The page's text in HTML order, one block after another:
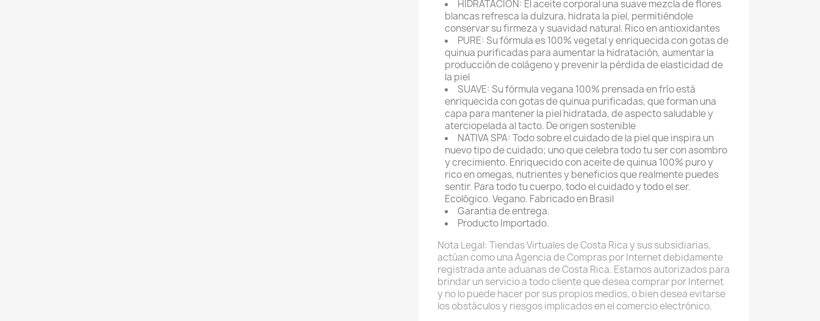
HIDRATACIÓN: El aceite corporal una suave mezcla de flores
blancas refresca la dulzura, hidrata la piel, permitiéndole
conservar su firmeza y suavidad natural. Rico en antioxidantes
PURE: Su fórmula es 100% vegetal y enriquecida con gotas de
quinua purificadas para aumentar la hidratación, aumentar la
producción de colágeno y prevenir la pérdida de elasticidad de
la piel
SUAVE: Su fórmula vegana 100% prensada en frío está
enriquecida con gotas de quinua purificadas, que forman una
capa para mantener la piel hidratada, de aspecto saludable y
aterciopelada al tacto. De origen sostenible
NATIVA SPA: Todo sobre el cuidado de la piel que inspira un
nuevo tipo de cuidado; uno que celebra todo tu ser con asombro
y crecimiento. Enriquecido con aceite de quinua 100% puro y
rico en omegas, nutrientes y beneficios que realmente puedes
sentir. Para todo tu cuerpo, todo el cuidado y todo el ser.
Ecológico. Vegano. Fabricado en Brasil
Garantia de entrega.
Producto Importado.
Nota Legal: Tiendas Virtuales de Costa Rica y sus subsidiarias,
actúan como una Agencia de Compras por Internet debidamente
registrada ante aduanas de Costa Rica. Estamos autorizados para
brindar un servicio a todo cliente que desea comprar por Internet
y no lo puede hacer por sus propios medios, o bien desea evitarse
los obstáculos y riesgos implicados en el comercio electrónico.